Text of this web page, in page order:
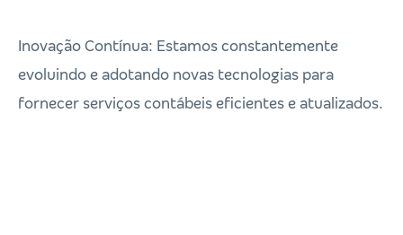
Inovação Contínua: Estamos constantemente
evoluindo e adotando novas tecnologias para
fornecer serviços contábeis eficientes e atualizados.